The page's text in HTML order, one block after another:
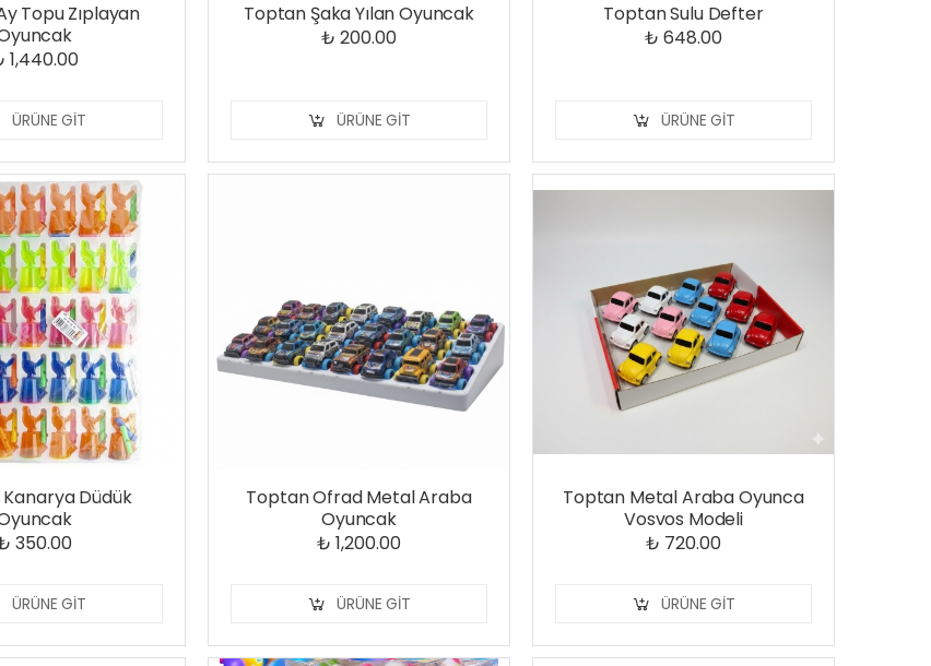
Topu Zıplayan
1,440.00
ÜRÜNE GIT
Toptan Şaka Yılan Oyuncak
₺ 200.00
ÜRÜNE GIT
Toptan Sulu Defter
₺ 648.00
ÜRÜNE GIT
Düdük
350.00
ÜRÜNE GIT
Toptan Ofrad Metal Araba
Oyuncak
₺ 1,200.00
ÜRÜNE GIT
Toptan Metal Araba Oyunca
Vosvos Modeli
₺ 720.00
ÜRÜNE GIT